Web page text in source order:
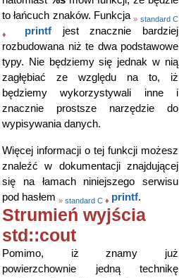
to łańcuch znaków. Funkcja» standard C
♦ printf jest znacznie bardziej
rozbudowana niż te dwa podstawowe
typy. Nie będziemy się jednak w nią
zagłębiać ze względu na to, iż
będziemy wykorzystywali inne i
znacznie prostsze narzędzie do
wypisywania danych.
Więcej informacji o tej funkcji możesz
znaleźć w dokumentacji znajdującej
się na łamach niniejszego serwisu
pod hasłem » standard C ♦ printf.
Strumień wyjścia
std::cout
Pomimo, iż znamy już
powierzchownie jedną technikę